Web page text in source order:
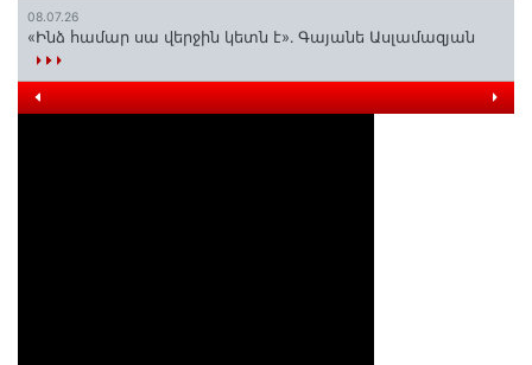
08.07.26
«Ինձ համար սա վերջին կետն է»․ Գայանե Ասլամազյան